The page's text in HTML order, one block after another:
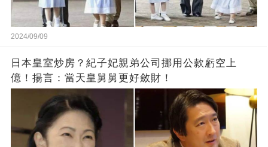
2024/09/09
日本皇室炒房？紀子妃親弟公司挪用公款虧空上
億！揚言：當天皇舅舅更好斂財！